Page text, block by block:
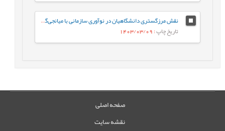
نقش مرزگستری دانشگاهیان در نوآوری سازمانی با میانجی‌گری چابکی سازمانی در دانشکده‌های فنی و مهندسی دانشگاه‌های دولتی شهر تهران
تاریخ چاپ: 1403/03/09
صفحه اصلی
نقشه سایت